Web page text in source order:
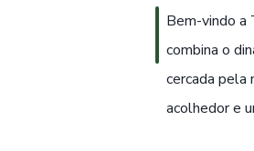
Bem-vindo a
combina o
cercada pela
acolhedor e